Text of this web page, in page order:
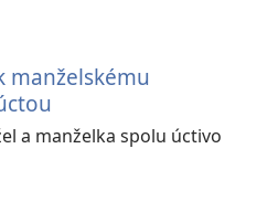
manželskému
a manželka spolu úctivo